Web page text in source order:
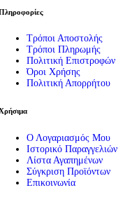
Τρόποι Αποστολής
Τρόποι Πληρωμής
Πολιτική Επιστροφών
Όροι Χρήσης
Πολιτική Απορρήτου
Ο Λογαριασμός Μου
Ιστορικό Παραγγελιών
Λίστα Αγαπημένων
Σύγκριση Προϊόντων
Επικοινωνία